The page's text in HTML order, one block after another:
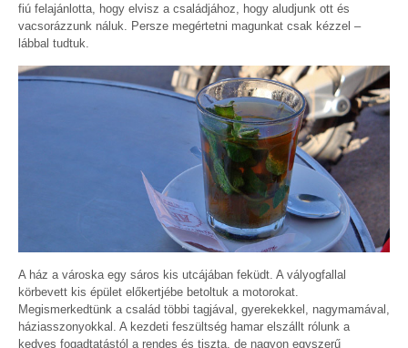
fiú felajánlotta, hogy elvisz a családjához, hogy aludjunk ott és
vacsorázzunk náluk. Persze megértetni magunkat csak kézzel –
lábbal tudtuk.
A ház a városka egy sáros kis utcájában feküdt. A vályogfallal
körbevett kis épület előkertjébe betoltuk a motorokat.
Megismerkedtünk a család többi tagjával, gyerekekkel, nagymamával,
háziasszonyokkal. A kezdeti feszültség hamar elszállt rólunk a
kedves fogadtatástól a rendes és tiszta, de nagyon egyszerű